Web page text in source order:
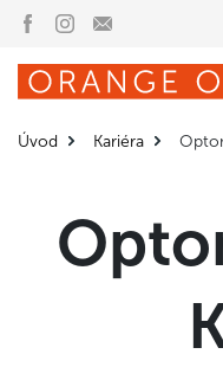
Úvod Kariéra